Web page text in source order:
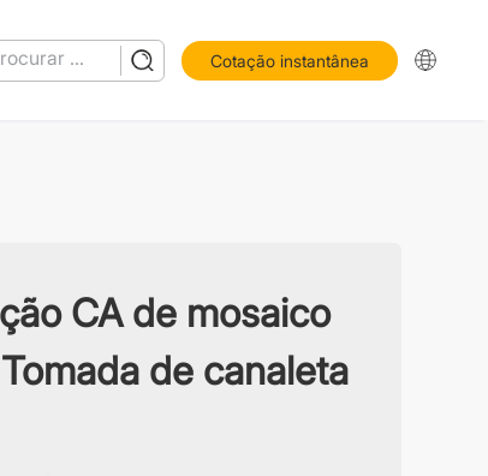
Cotação instantânea
CA de mosaico
de canaleta